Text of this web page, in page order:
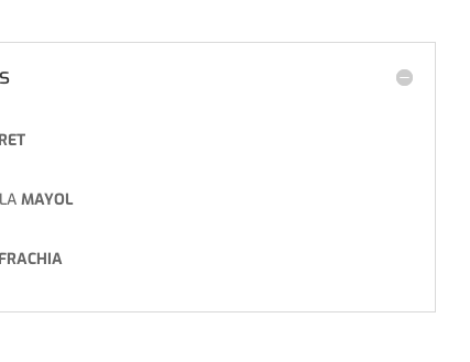
MAYOL
FRACHIA